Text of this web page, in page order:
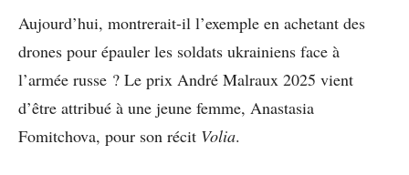
Aujourd’hui, montrerait-il l’exemple en achetant des
drones pour épauler les soldats ukrainiens face à
l’armée russe ? Le prix André Malraux 2025 vient
d’être attribué à une jeune femme, Anastasia
Fomitchova, pour son récit Volia.